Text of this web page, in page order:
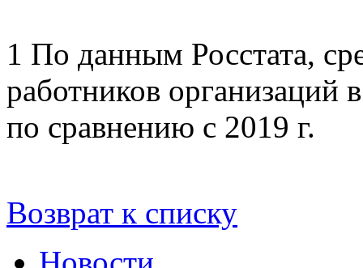
1 По данным Росстата,
работников организаций
по сравнению с 2019 г.
Возврат к списку